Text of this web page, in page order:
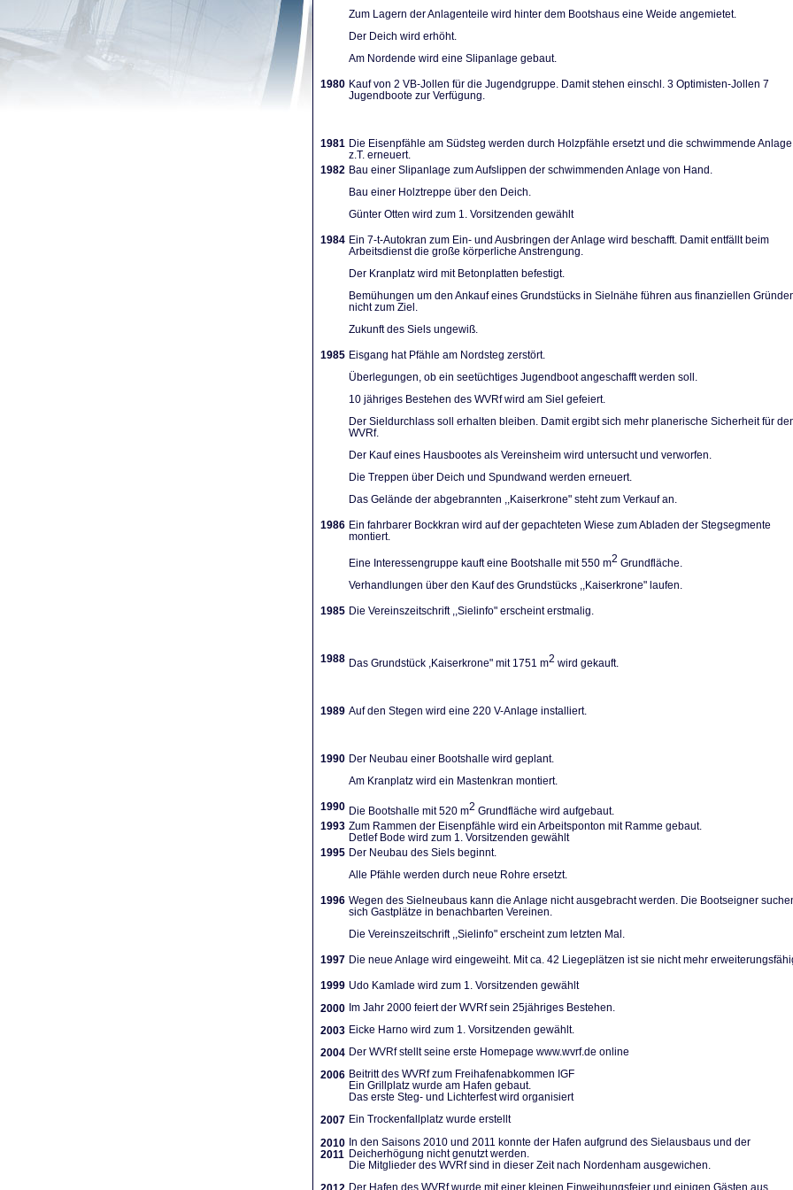
Zum Lagern der Anlagentei­le wird hinter dem Bootshaus eine Weide angemietet.
Der Deich wird erhöht.
Am Nordende wird eine Slip­anlage gebaut.
1980 Kauf von 2 VB-Jollen für die Jugendgruppe. Damit stehen einschl. 3 Optimi­sten-Jollen 7
Jugendboote zur Verfügung.
1981 Die Eisenpfähle am Südsteg werden durch Holzpfähle ersetzt und die schwimmende Anlage
z.T. erneuert.
1982 Bau einer Slipanlage zum Aufslippen der schwimmenden Anlage von Hand.
Bau einer Holztreppe über den Deich.
Günter Otten wird zum 1. Vorsitzenden gewählt
1984 Ein 7-t-Autokran zum Ein- und Ausbringen der Anlage wird beschafft. Damit entfällt beim
Arbeits­dienst die große körperliche Anstrengung.
Der Kranplatz wird mit Be­tonplatten befestigt.
Bemühungen um den Ankauf eines Grundstücks in Sielnähe führen aus finanziellen
nicht zum Ziel.
Zukunft des Siels ungewiß.
1985 Eisgang hat Pfähle am Nordsteg zerstört.
Überlegungen, ob ein see­tüchtiges Jugendboot ange­schafft werden soll.
10 jähriges Bestehen des WVRf wird am Siel gefeiert.
Der Sieldurchlass soll erhal­ten bleiben. Damit ergibt sich mehr planerische Sicherheit für
WVRf.
Der Kauf eines Hausbootes als Vereinsheim wird unter­sucht und verworfen.
Die Treppen über Deich und Spundwand werden erneuert.
Das Gelände der abgebrann­ten ,,Kaiserkrone" steht zum Verkauf an.
1986 Ein fahrbarer Bockkran wird auf der gepachteten Wiese zum Abladen der Stegsegmente
montiert.
Eine Interessengruppe kauft eine Bootshalle mit 550 m2 Grundfläche.
Verhandlungen über den Kauf des Grundstücks ,,Kaiser­krone" laufen.
1985 Die Vereinszeitschrift ,,Sielinfo" erscheint erstmalig.
1988 Das Grundstück ,Kaiserkro­ne" mit 1751 m2 wird gekauft.
1989 Auf den Stegen wird eine 220 V-Anlage installiert.
1990 Der Neubau einer Bootshalle wird geplant.
Am Kranplatz wird ein Ma­stenkran montiert.
1990 Die Bootshalle mit 520 m2 Grundfläche wird aufgebaut.
1993 Zum Rammen der Eisenpfäh­le wird ein Arbeitsponton mit Ramme gebaut.
Detlef Bode wird zum 1. Vorsitzenden gewählt
1995 Der Neubau des Siels be­ginnt.
Alle Pfähle werden durch neue Rohre ersetzt.
1996 Wegen des Sielneubaus kann die Anlage nicht ausgebracht werden. Die Bootseigner
sich Gastplätze in be­nachbarten Vereinen.
Die Vereinszeitschrift ,,Sielinfo" erscheint zum letzten Mal.
1997 Die neue Anlage wird einge­weiht. Mit ca. 42 Liegeplätzen ist sie nicht mehr
1999
2000
2003
2004
2006
2007
2010
2011
Udo Kamlade wird zum 1. Vorsitzenden gewählt
Im Jahr 2000 feiert der WVRf sein 25jähriges Bestehen.
Eicke Harno wird zum 1. Vorsitzenden gewählt.
Der WVRf stellt seine erste Homepage www.wvrf.de online
Beitritt des WVRf zum Freihafenabkommen IGF
Ein Grillplatz wurde am Hafen gebaut.
Das erste Steg- und Lichterfest wird organisiert
Ein Trockenfallplatz wurde erstellt
In den Saisons 2010 und 2011 konnte der Hafen aufgrund des Sielausbaus und der
Deicherhögung nicht genutzt werden.
Die Mitglieder des WVRf sind in dieser Zeit nach Nordenham ausgewichen.
Der Hafen des WVRf wurde mit einer kleinen Einweihungsfeier und einigen Gästen aus